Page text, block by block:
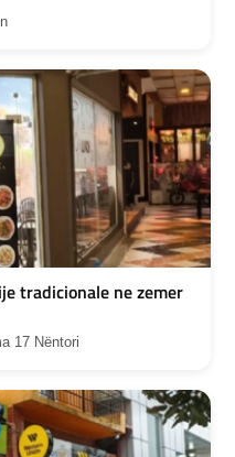
tradicionale ne zemer
17 Nëntori